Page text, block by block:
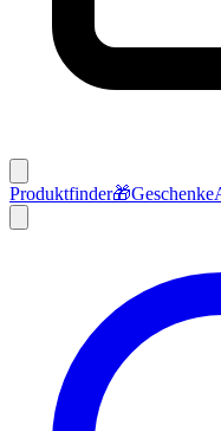
Produktfinder🎁Geschenke